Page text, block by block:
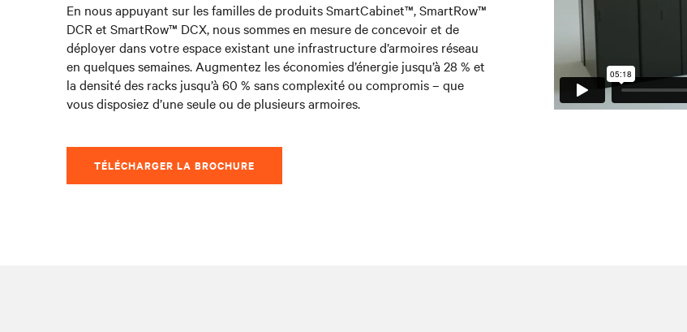
En nous appuyant sur les familles de produits SmartCabinet™, SmartRow™
DCR et SmartRow™ DCX, nous sommes en mesure de concevoir et de
déployer dans votre espace existant une infrastructure d’armoires réseau
en quelques semaines. Augmentez les économies d’énergie jusqu’à 28 % et
la densité des racks jusqu’à 60 % sans complexité ou compromis – que
vous disposiez d’une seule ou de plusieurs armoires.
TÉLÉCHARGER LA BROCHURE